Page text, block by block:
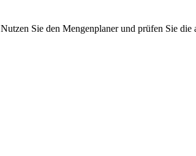
Nutzen Sie den Mengenplaner und prüfen Sie